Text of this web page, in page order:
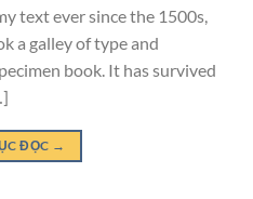
text ever since the 1500s,
a galley of type and
book. It has survived
ĐỌC →